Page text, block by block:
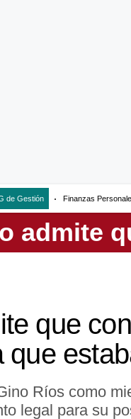
de Gestión Finanzas
que
Ríos como
legal para su